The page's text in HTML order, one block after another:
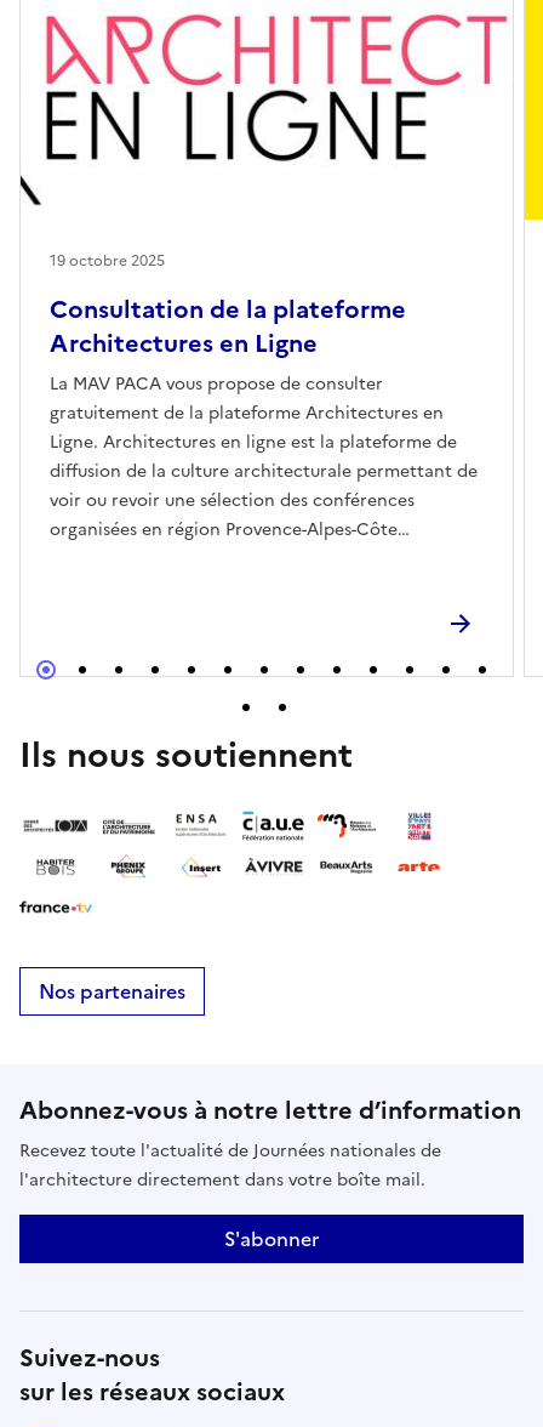
Consultation de la plateforme
Architectures en Ligne
La MAV PACA vous propose de consulter
gratuitement de la plateforme Architectures en
Ligne. Architectures en ligne est la plateforme de
diffusion de la culture architecturale permettant de
voir ou revoir une sélection des conférences
organisées en région Provence-Alpes-Côte
19 octobre 2025
Ils nous soutiennent
Nos partenaires
Abonnez-vous à notre lettre d’information
Recevez toute l'actualité de Journées nationales de
l'architecture directement dans votre boîte mail.
S'abonner
Suivez-nous
sur les réseaux sociaux